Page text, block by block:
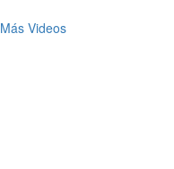
Más Videos